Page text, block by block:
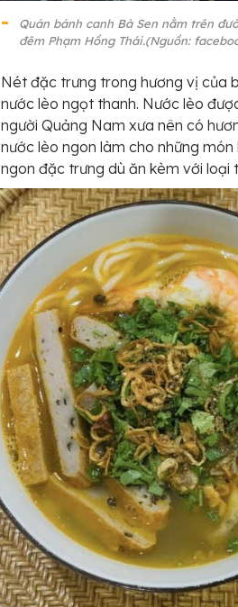
Quán bánh canh Bà Sen nằm trên
đêm Phạm Hồng Thái.(Nguồn:
Nét đặc trưng trong hương vị của
nước lèo ngọt thanh. Nước lèo
người Quảng Nam xưa nên có
nước lèo ngon làm cho những
ngon đặc trưng dù ăn kèm với loại